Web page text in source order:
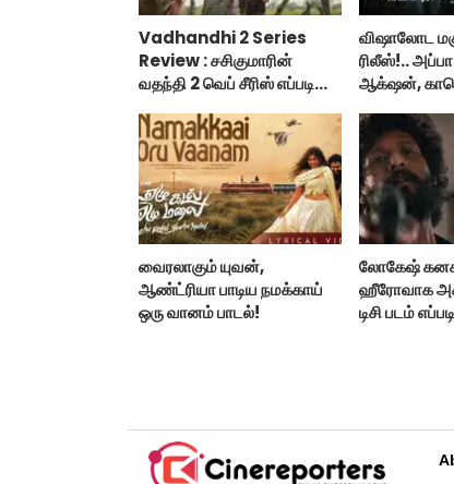
Vadhandhi 2 Series
Review : சசிகுமாரின்
வதந்தி 2 வெப் சீரிஸ் எப்படி
விமர்சனம்!
விஷாலோட
ரிலீஸ்!..
ஆக்‌ஷன்,
வைரலாகும் யுவன்,
ஆண்ட்ரியா பாடிய நமக்காய்
ஒரு வானம் பாடல்!
லோகேஷ்
ஹீரோவாக
டிசி படம்